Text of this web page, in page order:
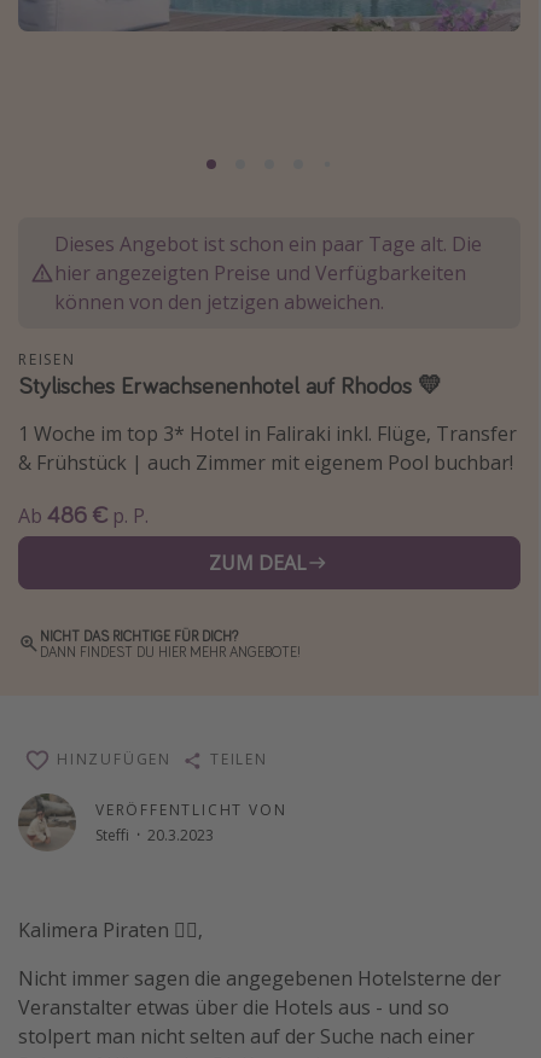
Österreich
Reisethemen
Alle Reisethemen
Strandurlaub
Abenteuerurlaub
Skiurlaub
Reise Journal
Beste Reiseziele 20225
Dieses Angebot ist schon ein paar Tage alt. Die
hier angezeigten Preise und Verfügbarkeiten
können von den jetzigen abweichen.
REISEN
Stylisches Erwachsenenhotel auf Rhodos 💛
1 Woche im top 3* Hotel in Faliraki inkl. Flüge, Transfer
& Frühstück | auch Zimmer mit eigenem Pool buchbar!
Ab 486 € p. P.
ZUM DEAL
NICHT DAS RICHTIGE FÜR DICH?
DANN FINDEST DU HIER MEHR ANGEBOTE!
VERÖFFENTLICHT VON
Steffi · 20.3.2023
HINZUFÜGEN TEILEN
Kalimera Piraten ✌🏼,
Nicht immer sagen die angegebenen Hotelsterne der
Veranstalter etwas über die Hotels aus - und so
stolpert man nicht selten auf der Suche nach einer